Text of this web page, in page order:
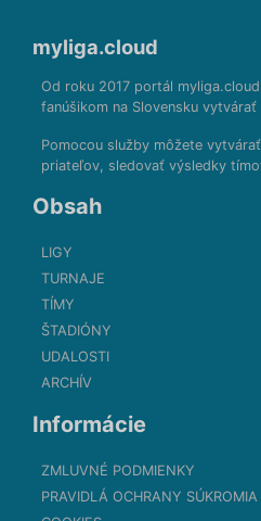
myliga.cloud
Od roku 2017 portál
fanúšikom na Slovensku vytvárať
Pomocou služby môžete
priateľov, sledovať výsledky
Obsah
LIGY
TURNAJE
TÍMY
ŠTADIÓNY
UDALOSTI
ARCHÍV
Informácie
ZMLUVNÉ PODMIENKY
PRAVIDLÁ OCHRANY SÚKROMIA